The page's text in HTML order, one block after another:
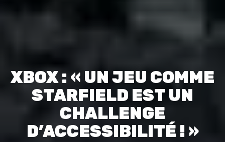
XBOX : « UN JEU COMME
STARFIELD EST UN
CHALLENGE
D’ACCESSIBILITÉ ! »